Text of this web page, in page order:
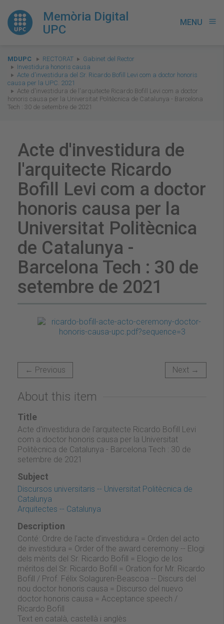
Memòria Digital
UPC
MENU menu
You
are
here:
MDUPC RECTORAT
Gabinet del Rector
Investidura honoris causa
Acte d'investidura del Sr. Ricardo Bofill Levi com a doctor honoris
causa per la UPC. 2021
Acte d'investidura de l'arquitecte Ricardo Bofill Levi com a doctor
honoris causa per la Universitat Politècnica de Catalunya - Barcelona
Tech : 30 de setembre de 2021
Acte d'investidura de
l'arquitecte Ricardo
Bofill Levi com a doctor
honoris causa per la
Universitat Politècnica
de Catalunya -
Barcelona Tech : 30 de
setembre de 2021
← Previous Next →
About this item
Title
Acte d'investidura de l'arquitecte Ricardo Bofill Levi
com a doctor honoris causa per la Universitat
Politècnica de Catalunya - Barcelona Tech : 30 de
setembre de 2021
Subject
Discursos universitaris -- Universitat Politècnica de
Catalunya
Arquitectes -- Catalunya
Description
Conté: Ordre de l'acte d'investidura = Orden del acto
de investidura = Order of the award ceremony -- Elogi
dels mèrits del Sr. Ricardo Bofill = Elogio de los
méritos del Sr. Ricardo Bofill = Oration for Mr. Ricardo
Bofill / Prof. Félix Solaguren-Beascoa -- Discurs del
nou doctor honoris causa = Discurso del nuevo
doctor honoris causa = Acceptance speech /
Ricardo Bofill
Text en català, castellà i anglès